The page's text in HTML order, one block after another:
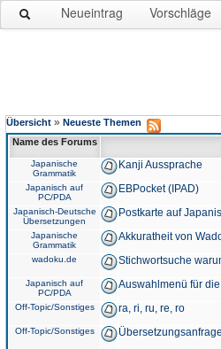
Neueintrag Vorschläge
Übersicht » Neueste Themen
Name des Forums
Japanische
Grammatik
Kanji Aussprache
Japanisch auf
PC/PDA
EBPocket (IPAD)
Japanisch-Deutsche
Übersetzungen
Postkarte auf
Japanische
Grammatik
Akkuratheit von
wadoku.de Stichwortsuche
Japanisch auf
PC/PDA
Auswahlmenü für
Off-Topic/Sonstiges ra, ri, ru, re, ro
Off-Topic/Sonstiges